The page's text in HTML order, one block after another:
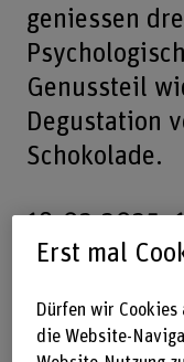
geniessen
Genussteil
Degustation
Schokolade.
18.03.2025,
Atelier, c/o
Erst mal
Dürfen wir
die Website-